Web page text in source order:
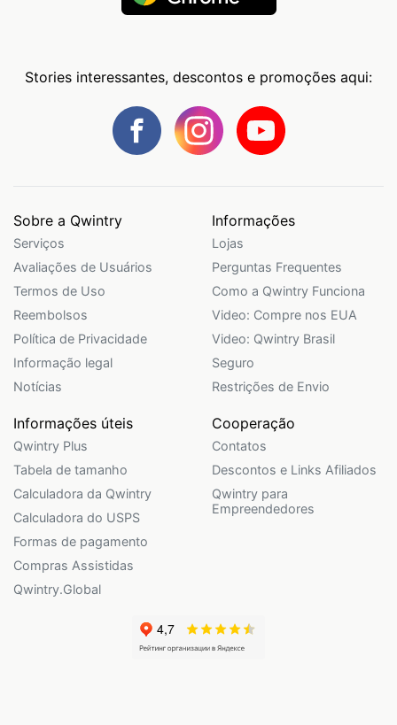
Stories interessantes, descontos e promoções aqui:
Sobre a Qwintry
Serviços
Avaliações de Usuários
Termos de Uso
Reembolsos
Política de Privacidade
Informação legal
Notícias
Informações
Lojas
Perguntas Frequentes
Como a Qwintry Funciona
Video: Compre nos EUA
Video: Qwintry Brasil
Seguro
Restrições de Envio
Informações úteis
Qwintry Plus
Tabela de tamanho
Calculadora da Qwintry
Calculadora do USPS
Formas de pagamento
Compras Assistidas
Qwintry.Global
Cooperação
Contatos
Descontos e Links Afiliados
Qwintry para
Empreendedores